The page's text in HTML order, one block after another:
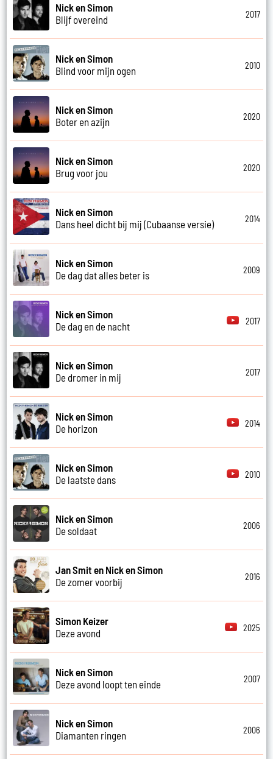
Nick en Simon
Blijf overeind
2017
Nick en Simon
Blind voor mijn ogen
2010
Nick en Simon
Boter en azijn
2020
Nick en Simon
Brug voor jou
2020
Nick en Simon
Dans heel dicht bij mij (Cubaanse versie)
2014
Nick en Simon
De dag dat alles beter is
2009
Nick en Simon
De dag en de nacht
2017
Nick en Simon
De dromer in mij
2017
Nick en Simon
De horizon
2014
Nick en Simon
De laatste dans
2010
Nick en Simon
De soldaat
2006
Jan Smit en Nick en Simon
De zomer voorbij
2016
Simon Keizer
Deze avond
2025
Nick en Simon
Deze avond loopt ten einde
2007
Nick en Simon
Diamanten ringen
2006